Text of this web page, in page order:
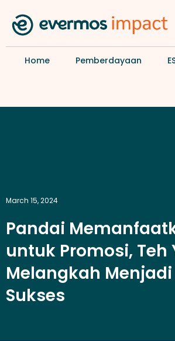
Home Pemberdayaan
March 15, 2024
Pandai
untuk Promosi, Teh
Melangkah Menjadi
Sukses